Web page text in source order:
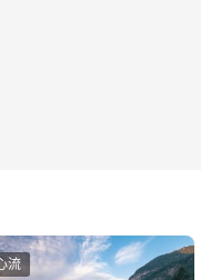
流